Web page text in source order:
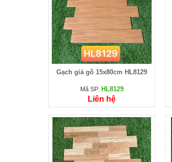
Gạch giả gỗ 15x80cm HL8129
Mã SP: HL8129
Liên hệ